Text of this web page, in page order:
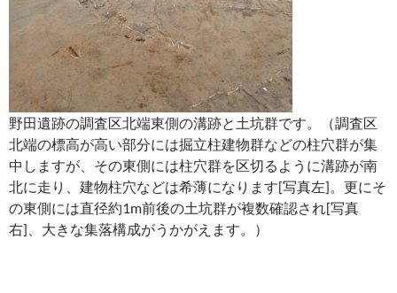
野田遺跡の調査区北端東側の溝跡と土坑群です。（調査区
北端の標高が高い部分には掘立柱建物群などの柱穴群が集
中しますが、その東側には柱穴群を区切るように溝跡が南
北に走り、建物柱穴などは希薄になります[写真左]。更にそ
の東側には直径約1m前後の土坑群が複数確認され[写真
右]、大きな集落構成がうかがえます。）